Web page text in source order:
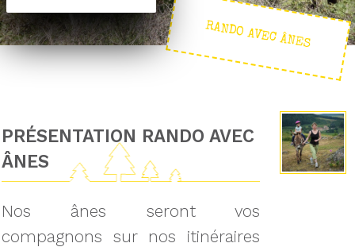
RANDO AVEC ÂNES
PRÉSENTATION RANDO AVEC
ÂNES
Nos ânes seront vos
compagnons sur nos itinéraires